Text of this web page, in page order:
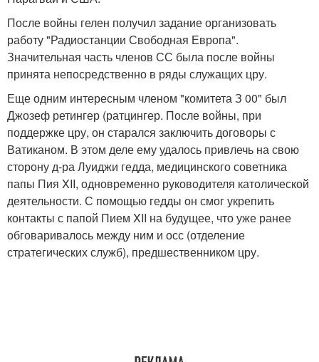
После войны гелен получил задание организовать
работу "Радиостанции Свободная Европа".
Значительная часть членов СС была после войны
принята непосредственно в ряды служащих цру.
Еще одним интересным членом "комитета З 00" был
Джозеф ретингер (ратцингер. После войны, при
поддержке цру, он старался заключить договоры с
Ватиканом. В этом деле ему удалось привлечь на свою
сторону д-ра Луиджи гедда, медицинского советника
папы Пия XII, одновременно руководителя католической
деятельности. С помощью гедды он смог укрепить
контакты с папой Пием XII на будущее, что уже ранее
обговаривалось между ним и осс (отделение
стратегических служб), предшественником цру.